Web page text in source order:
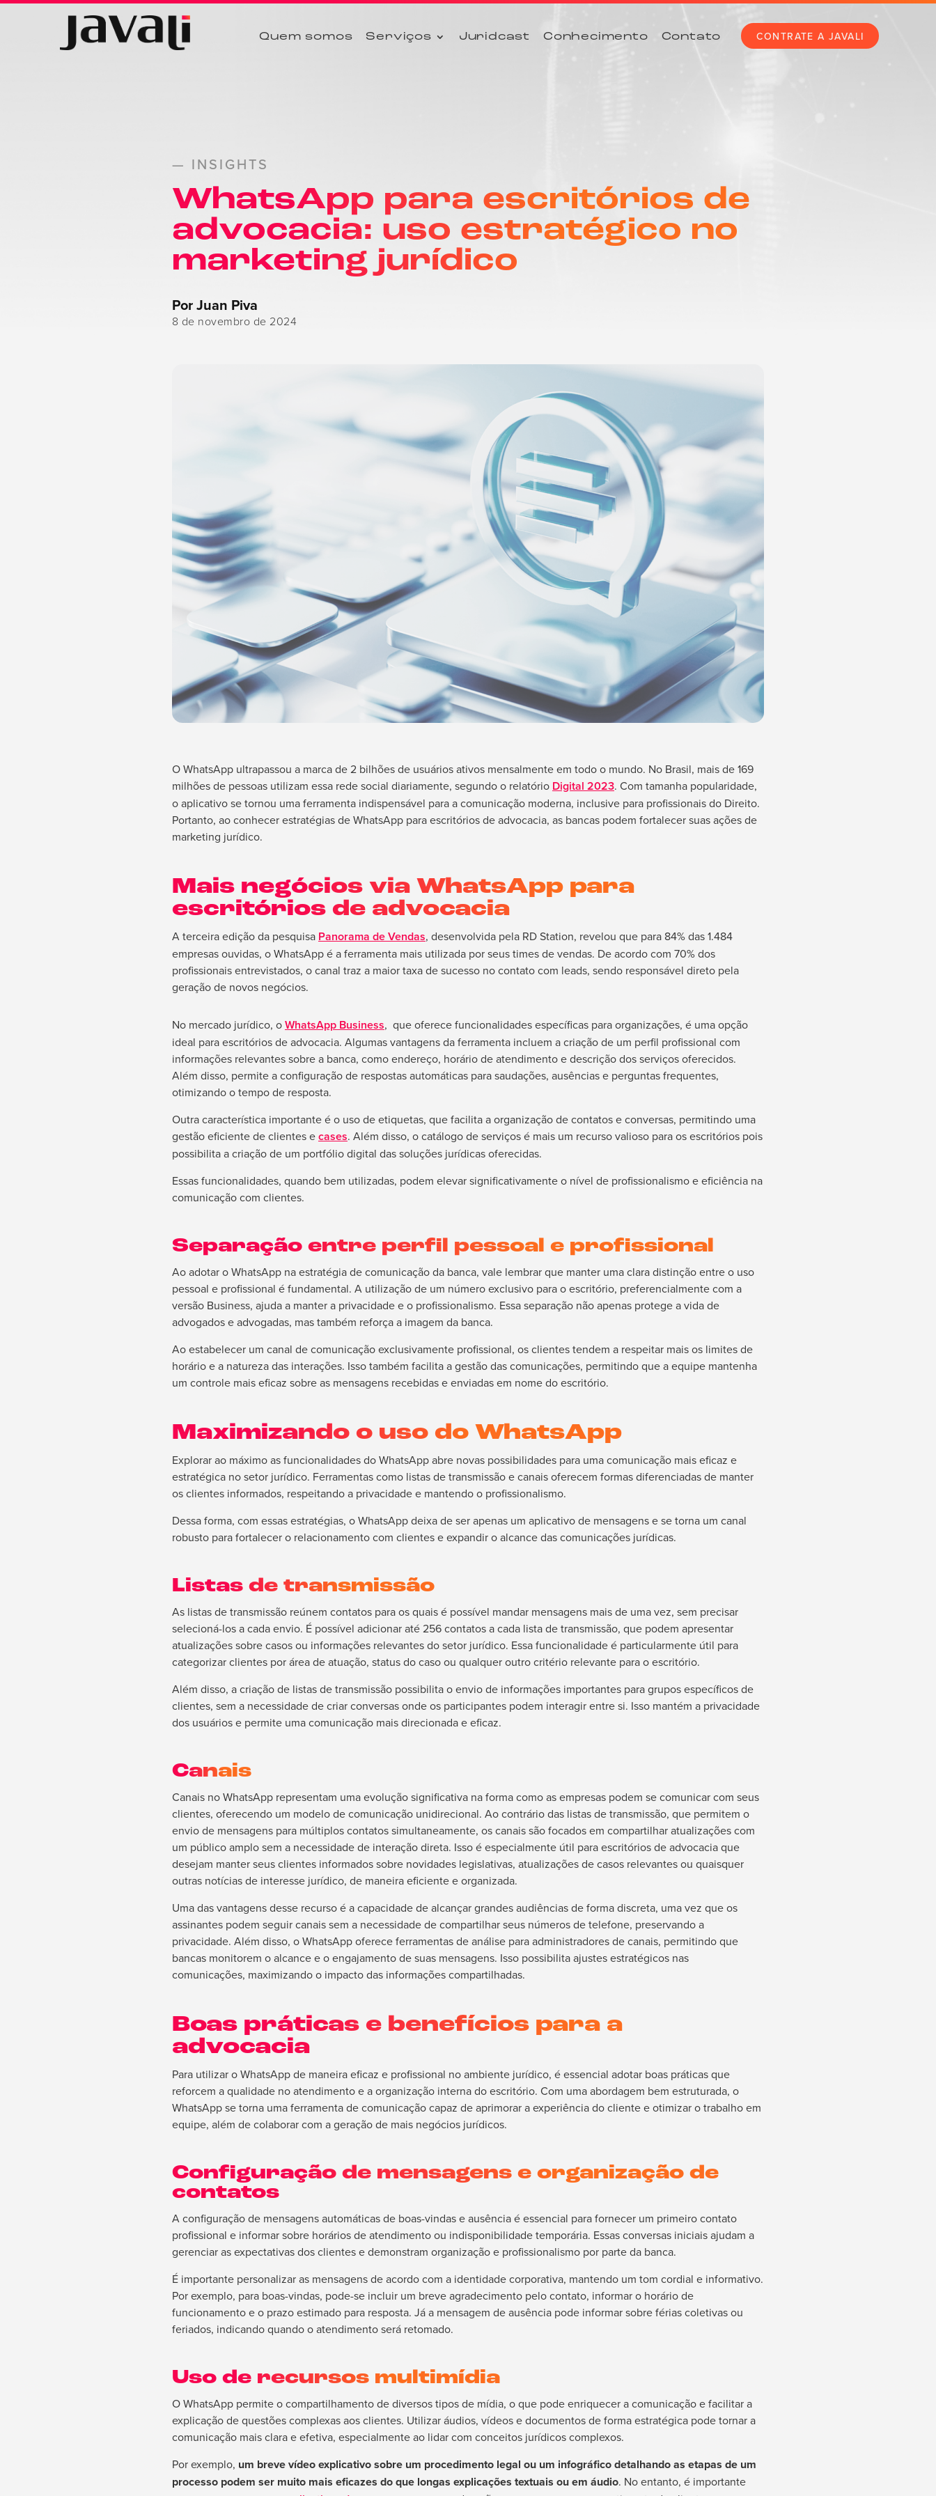
Quem somos Serviços Juridcast Conhecimento Contato CONTRATE A JAVALI
— INSIGHTS
WhatsApp para escritórios de
advocacia: uso estratégico no
marketing jurídico
Por Juan Piva
8 de novembro de 2024
O WhatsApp ultrapassou a marca de 2 bilhões de usuários ativos mensalmente em todo o mundo. No Brasil, mais de 169
milhões de pessoas utilizam essa rede social diariamente, segundo o relatório Digital 2023. Com tamanha popularidade,
o aplicativo se tornou uma ferramenta indispensável para a comunicação moderna, inclusive para profissionais do Direito.
Portanto, ao conhecer estratégias de WhatsApp para escritórios de advocacia, as bancas podem fortalecer suas ações de
marketing jurídico.
Mais negócios via WhatsApp para
escritórios de advocacia
A terceira edição da pesquisa Panorama de Vendas, desenvolvida pela RD Station, revelou que para 84% das 1.484
empresas ouvidas, o WhatsApp é a ferramenta mais utilizada por seus times de vendas. De acordo com 70% dos
profissionais entrevistados, o canal traz a maior taxa de sucesso no contato com leads, sendo responsável direto pela
geração de novos negócios.
No mercado jurídico, oWhatsApp Business, que oferece funcionalidades específicas para organizações, é uma opção
ideal para escritórios de advocacia. Algumas vantagens da ferramenta incluem a criação de um perfil profissional com
informações relevantes sobre a banca, como endereço, horário de atendimento e descrição dos serviços oferecidos.
Além disso, permite a configuração de respostas automáticas para saudações, ausências e perguntas frequentes,
otimizando o tempo de resposta.
Outra característica importante é o uso de etiquetas, que facilita a organização de contatos e conversas, permitindo uma
gestão eficiente de clientes ecases. Além disso, o catálogo de serviços é mais um recurso valioso para os escritórios pois
possibilita a criação de um portfólio digital das soluções jurídicas oferecidas.
Essas funcionalidades, quando bem utilizadas, podem elevar significativamente o nível de profissionalismo e eficiência na
comunicação com clientes.
Separação entre perfil pessoal e profissional
Ao adotar o WhatsApp na estratégia de comunicação da banca, vale lembrar que manter uma clara distinção entre o uso
pessoal e profissional é fundamental. A utilização de um número exclusivo para o escritório, preferencialmente com a
versão Business, ajuda a manter a privacidade e o profissionalismo. Essa separação não apenas protege a vida de
advogados e advogadas, mas também reforça a imagem da banca.
Ao estabelecer um canal de comunicação exclusivamente profissional, os clientes tendem a respeitar mais os limites de
horário e a natureza das interações. Isso também facilita a gestão das comunicações, permitindo que a equipe mantenha
um controle mais eficaz sobre as mensagens recebidas e enviadas em nome do escritório.
Maximizando o uso do WhatsApp
Explorar ao máximo as funcionalidades do WhatsApp abre novas possibilidades para uma comunicação mais eficaz e
estratégica no setor jurídico. Ferramentas como listas de transmissão e canais oferecem formas diferenciadas de manter
os clientes informados, respeitando a privacidade e mantendo o profissionalismo.
Dessa forma, com essas estratégias, o WhatsApp deixa de ser apenas um aplicativo de mensagens e se torna um canal
robusto para fortalecer o relacionamento com clientes e expandir o alcance das comunicações jurídicas.
Listas de transmissão
As listas de transmissão reúnem contatos para os quais é possível mandar mensagens mais de uma vez, sem precisar
selecioná-los a cada envio. É possível adicionar até 256 contatos a cada lista de transmissão, que podem apresentar
atualizações sobre casos ou informações relevantes do setor jurídico. Essa funcionalidade é particularmente útil para
categorizar clientes por área de atuação, status do caso ou qualquer outro critério relevante para o escritório.
Além disso, a criação de listas de transmissão possibilita o envio de informações importantes para grupos específicos de
clientes, sem a necessidade de criar conversas onde os participantes podem interagir entre si. Isso mantém a privacidade
dos usuários e permite uma comunicação mais direcionada e eficaz.
Canais
Canais no WhatsApp representam uma evolução significativa na forma como as empresas podem se comunicar com seus
clientes, oferecendo um modelo de comunicação unidirecional. Ao contrário das listas de transmissão, que permitem o
envio de mensagens para múltiplos contatos simultaneamente, os canais são focados em compartilhar atualizações com
um público amplo sem a necessidade de interação direta. Isso é especialmente útil para escritórios de advocacia que
desejam manter seus clientes informados sobre novidades legislativas, atualizações de casos relevantes ou quaisquer
outras notícias de interesse jurídico, de maneira eficiente e organizada.
Uma das vantagens desse recurso é a capacidade de alcançar grandes audiências de forma discreta, uma vez que os
assinantes podem seguir canais sem a necessidade de compartilhar seus números de telefone, preservando a
privacidade. Além disso, o WhatsApp oferece ferramentas de análise para administradores de canais, permitindo que
bancas monitorem o alcance e o engajamento de suas mensagens. Isso possibilita ajustes estratégicos nas
comunicações, maximizando o impacto das informações compartilhadas.
Boas práticas e benefícios para a
advocacia
Para utilizar o WhatsApp de maneira eficaz e profissional no ambiente jurídico, é essencial adotar boas práticas que
reforcem a qualidade no atendimento e a organização interna do escritório. Com uma abordagem bem estruturada, o
WhatsApp se torna uma ferramenta de comunicação capaz de aprimorar a experiência do cliente e otimizar o trabalho em
equipe, além de colaborar com a geração de mais negócios jurídicos.
Configuração de mensagens e organização de
contatos
A configuração de mensagens automáticas de boas-vindas e ausência é essencial para fornecer um primeiro contato
profissional e informar sobre horários de atendimento ou indisponibilidade temporária. Essas conversas iniciais ajudam a
gerenciar as expectativas dos clientes e demonstram organização e profissionalismo por parte da banca.
É importante personalizar as mensagens de acordo com a identidade corporativa, mantendo um tom cordial e informativo.
Por exemplo, para boas-vindas, pode-se incluir um breve agradecimento pelo contato, informar o horário de
funcionamento e o prazo estimado para resposta. Já a mensagem de ausência pode informar sobre férias coletivas ou
feriados, indicando quando o atendimento será retomado.
Uso de recursos multimídia
O WhatsApp permite o compartilhamento de diversos tipos de mídia, o que pode enriquecer a comunicação e facilitar a
explicação de questões complexas aos clientes. Utilizar áudios, vídeos e documentos de forma estratégica pode tornar a
comunicação mais clara e efetiva, especialmente ao lidar com conceitos jurídicos complexos.
Por exemplo, um breve vídeo explicativo sobre um procedimento legal ou um infográfico detalhando as etapas de um
processo podem ser muito mais eficazes do que longas explicações textuais ou em áudio. No entanto, é importante